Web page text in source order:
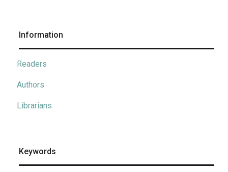
Information
Readers
Authors
Librarians
Keywords